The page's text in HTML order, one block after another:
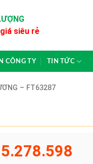
siêu rẻ
CÔNG TY TIN TỨC
– FT63287